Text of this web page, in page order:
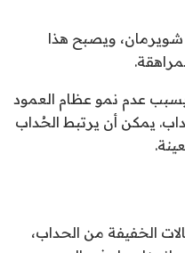
ويصبح هذا
عدم نمو عظام العمود
يمكن أن يرتبط الحُداب
الخفيفة من الحداب،